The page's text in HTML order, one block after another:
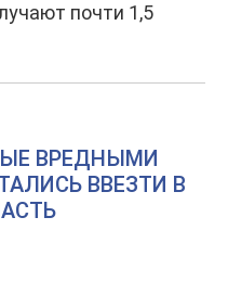
почти 1,5
ВРЕДНЫМИ
ВВЕЗТИ В